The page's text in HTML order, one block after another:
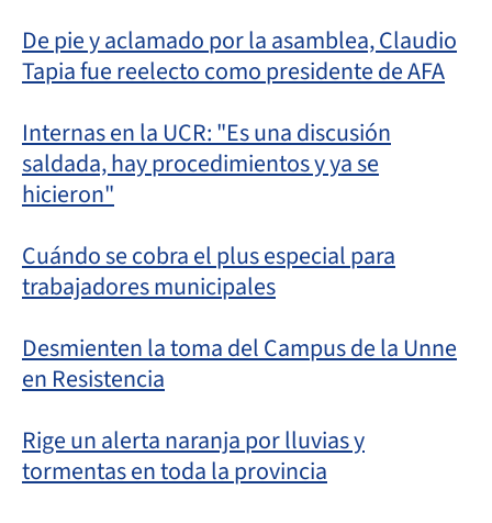
De pie y aclamado por la asamblea, Claudio
Tapia fue reelecto como presidente de AFA
Internas en la UCR: "Es una discusión
saldada, hay procedimientos y ya se
hicieron"
Cuándo se cobra el plus especial para
trabajadores municipales
Desmienten la toma del Campus de la Unne
en Resistencia
Rige un alerta naranja por lluvias y
tormentas en toda la provincia